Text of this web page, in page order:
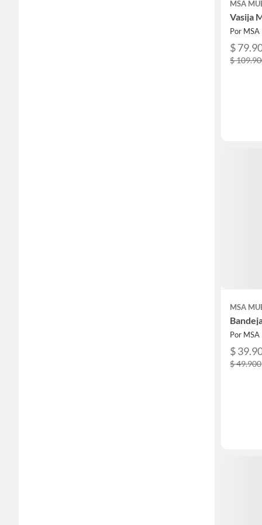
MSA
Vasija
Por MSA
$
$
MSA
Por MSA
$
$ 49.900